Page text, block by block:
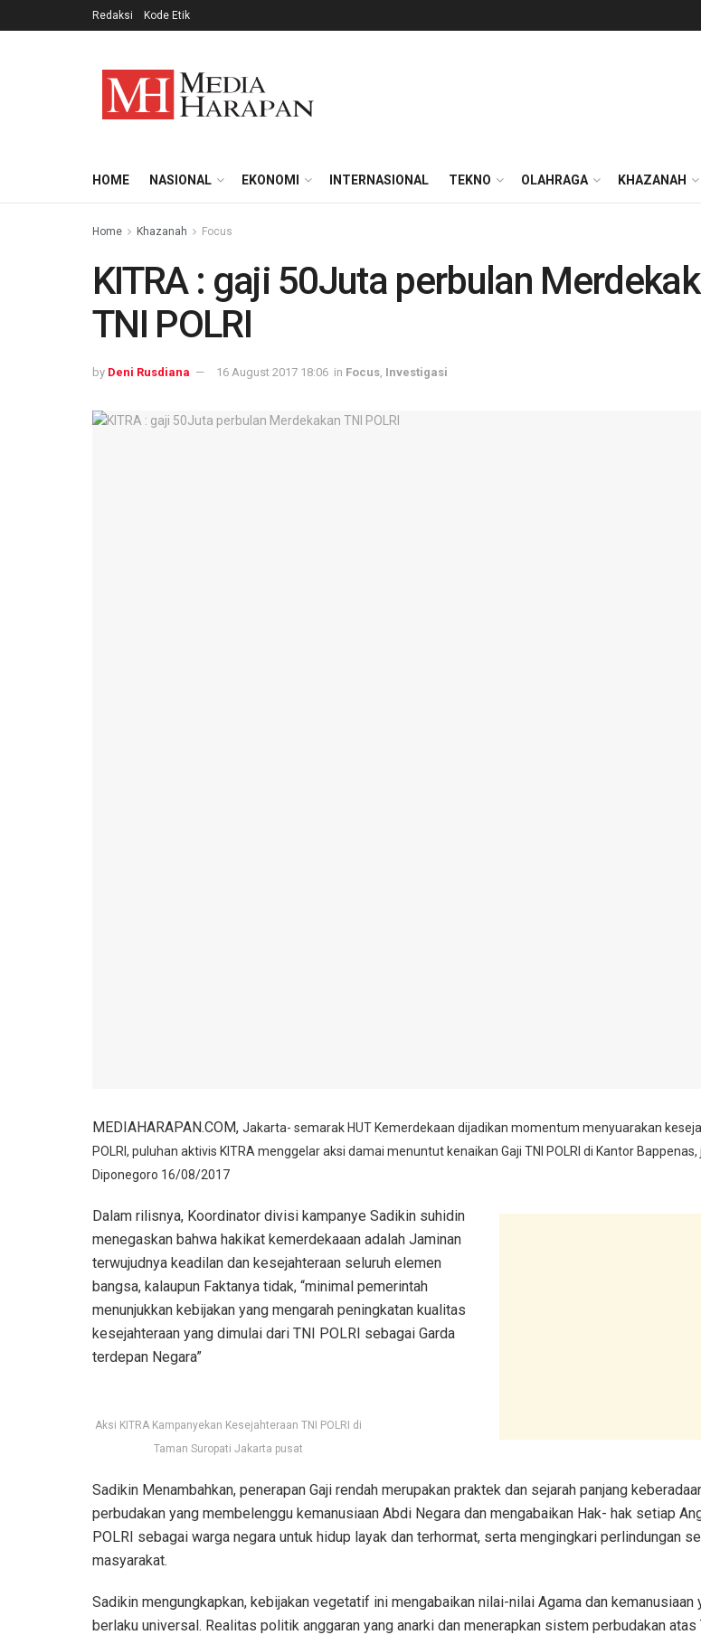
Redaksi Kode Etik
HOME NASIONAL EKONOMI INTERNASIONAL TEKNO OLAHRAGA KHAZANAH
Home Khazanah Focus
KITRA : gaji 50Juta perbulan
TNI POLRI
by Deni Rusdiana 16 August 2017 18:06 in Focus Investigasi
MEDIAHARAPAN.COM, Jakarta- semarak HUT Kemerdekaan dijadikan momentum menyuarakan
POLRI, puluhan aktivis KITRA menggelar aksi damai menuntut kenaikan Gaji TNI POLRI di Kantor Bappenas, jl.
Diponegoro 16/08/2017
Dalam rilisnya, Koordinator divisi kampanye Sadikin suhidin
menegaskan bahwa hakikat kemerdekaaan adalah Jaminan
terwujudnya keadilan dan kesejahteraan seluruh elemen
bangsa, kalaupun Faktanya tidak, “minimal pemerintah
menunjukkan kebijakan yang mengarah peningkatan kualitas
kesejahteraan yang dimulai dari TNI POLRI sebagai Garda
terdepan Negara”
Aksi KITRA Kampanyekan Kesejahteraan TNI POLRI di
Taman Suropati Jakarta pusat
Sadikin Menambahkan, penerapan Gaji rendah merupakan praktek dan sejarah panjang
perbudakan yang membelenggu kemanusiaan Abdi Negara dan mengabaikan Hak- hak setiap
POLRI sebagai warga negara untuk hidup layak dan terhormat, serta mengingkari perlindungan
masyarakat.
Sadikin mengungkapkan, kebijakan vegetatif ini mengabaikan nilai-nilai Agama dan kemanusiaan
berlaku universal. Realitas politik anggaran yang anarki dan menerapkan sistem perbudakan